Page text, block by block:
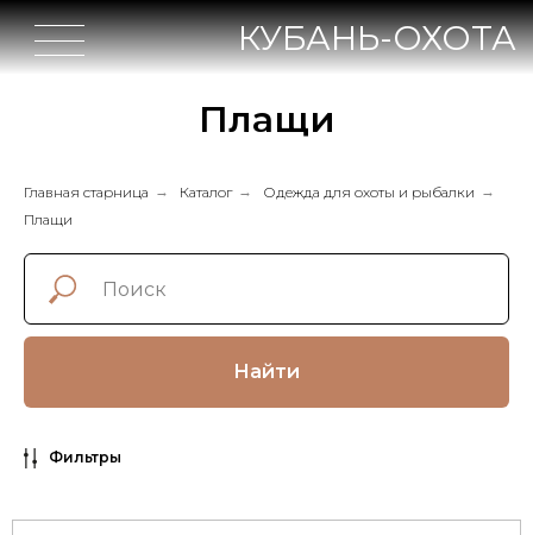
КУБАНЬ-ОХОТА
Плащи
Главная старница → Каталог → Одежда для охоты и рыбалки →
Плащи
Найти
Фильтры